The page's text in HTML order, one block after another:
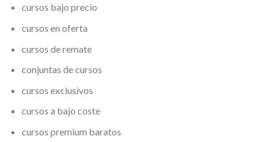
cursos bajo precio
cursos en oferta
cursos de remate
conjuntas de cursos
cursos exclusivos
cursos a bajo coste
cursos premium baratos